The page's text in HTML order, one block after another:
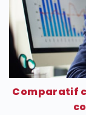
Comparatif